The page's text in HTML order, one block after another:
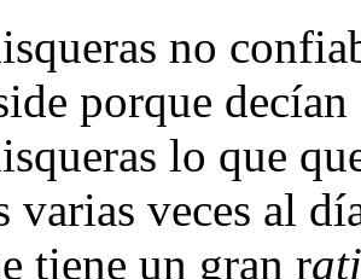
no
porque
lo que
varias veces al
tiene un gran r